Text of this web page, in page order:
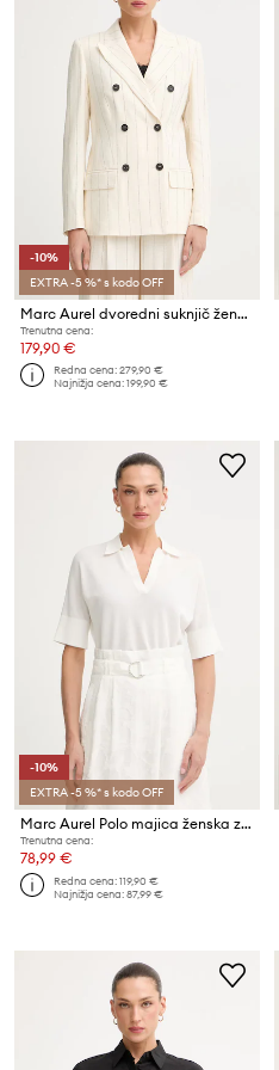
-10%
EXTRA -5 %* s kodo OFF
Marc Aurel dvoredni suknjič ženski z viskozo
Trenutna cena:
179,90 €
Redna cena:279,90 €
Najnižja cena:199,90 €
-10%
EXTRA -5 %* s kodo OFF
Marc Aurel Polo majica ženska z viskozo
Trenutna cena:
78,99 €
Redna cena:119,90 €
Najnižja cena:87,99 €